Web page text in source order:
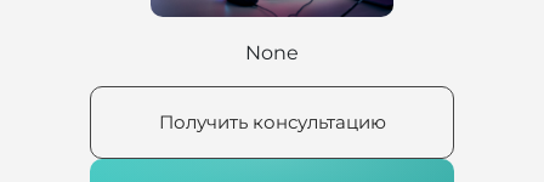
None
Получить консультацию